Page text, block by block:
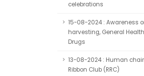
celebrations
15-08-2024 : Awareness
harvesting, General
Drugs
13-08-2024 : Human
Ribbon Club (RRC)